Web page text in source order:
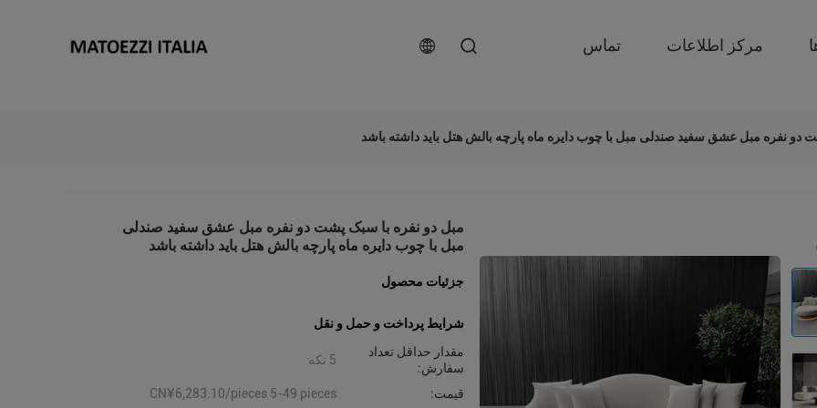
مرکز اطلاعات تماس
دو نفره مبل عشق سفید صندلی مبل با چوب دایره ماه پارچه بالش هتل باید داشته باشد
مبل دو نفره با سبک پشت دو نفره مبل عشق سفید صندلی
مبل با چوب دایره ماه پارچه بالش هتل باید داشته باشد
جزئیات محصول
شرایط پرداخت و حمل و نقل
مقدار حداقل تعداد
سفارش:
5 تکه
قیمت: CN¥6,283.10/pieces 5-49 pieces